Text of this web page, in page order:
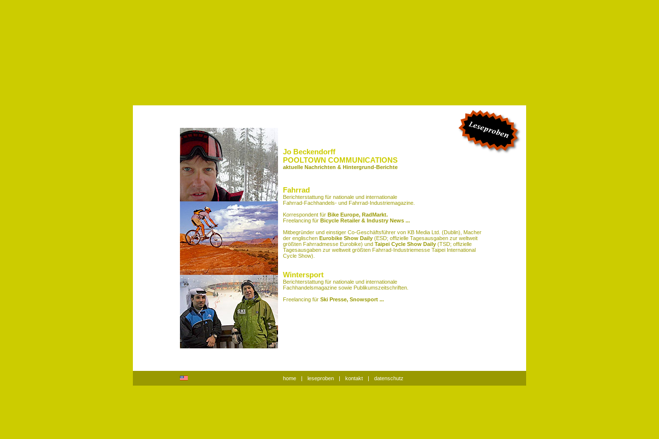
Jo Beckendorff
POOLTOWN COMMUNICATIONS
aktuelle Nachrichten & Hintergrund-Berichte
Fahrrad
Berichterstattung für nationale und internationale
Fahrrad-Fachhandels- und Fahrrad-Industriemagazine.
Korrespondent für Bike Europe, RadMarkt.
Freelancing für Bicycle Retailer & Industry News ...
Mitbegründer und einstiger Co-Geschäftsführer von KB Media Ltd. (Dublin), Macher
der englischen Eurobike Show Daily (ESD; offizielle Tagesausgaben zur weltweit
größten Fahrradmesse Eurobike) und Taipei Cycle Show Daily (TSD; offizielle
Tagesausgaben zur weltweit größten Fahrrad-Industriemesse Taipei International
Cycle Show).
Wintersport
Berichterstattung für nationale und internationale
Fachhandelsmagazine sowie Publikumszeitschriften.
Freelancing für Ski Presse, Snowsport ...
home | leseproben | kontakt | datenschutz